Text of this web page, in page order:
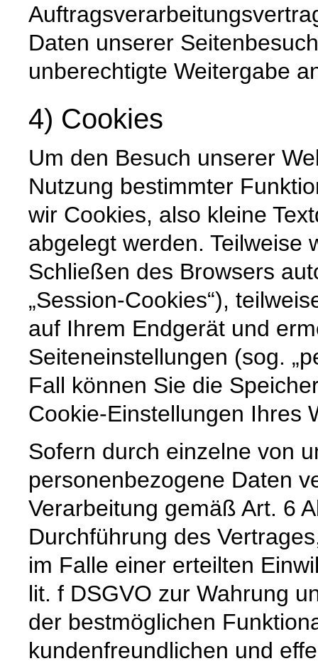
Daten unserer
unberechtigte Weitergabe
4) Cookies
Um den Besuch unserer
Nutzung bestimmter
wir Cookies, also kleine
abgelegt werden. Teilweise
Schließen des Browsers
„Session-Cookies“),
auf Ihrem Endgerät und
Seiteneinstellungen (sog.
Fall können Sie die
Cookie-Einstellungen Ihres
Sofern durch einzelne von
personenbezogene Daten
Verarbeitung gemäß Art. 6
Durchführung des
im Falle einer erteilten
lit. f DSGVO zur Wahrung
der bestmöglichen
kundenfreundlichen und